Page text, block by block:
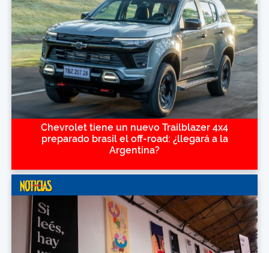
Chevrolet tiene un nuevo Trailblazer 4x4
preparado brasil el off-road: ¿llegará a la
Argentina?